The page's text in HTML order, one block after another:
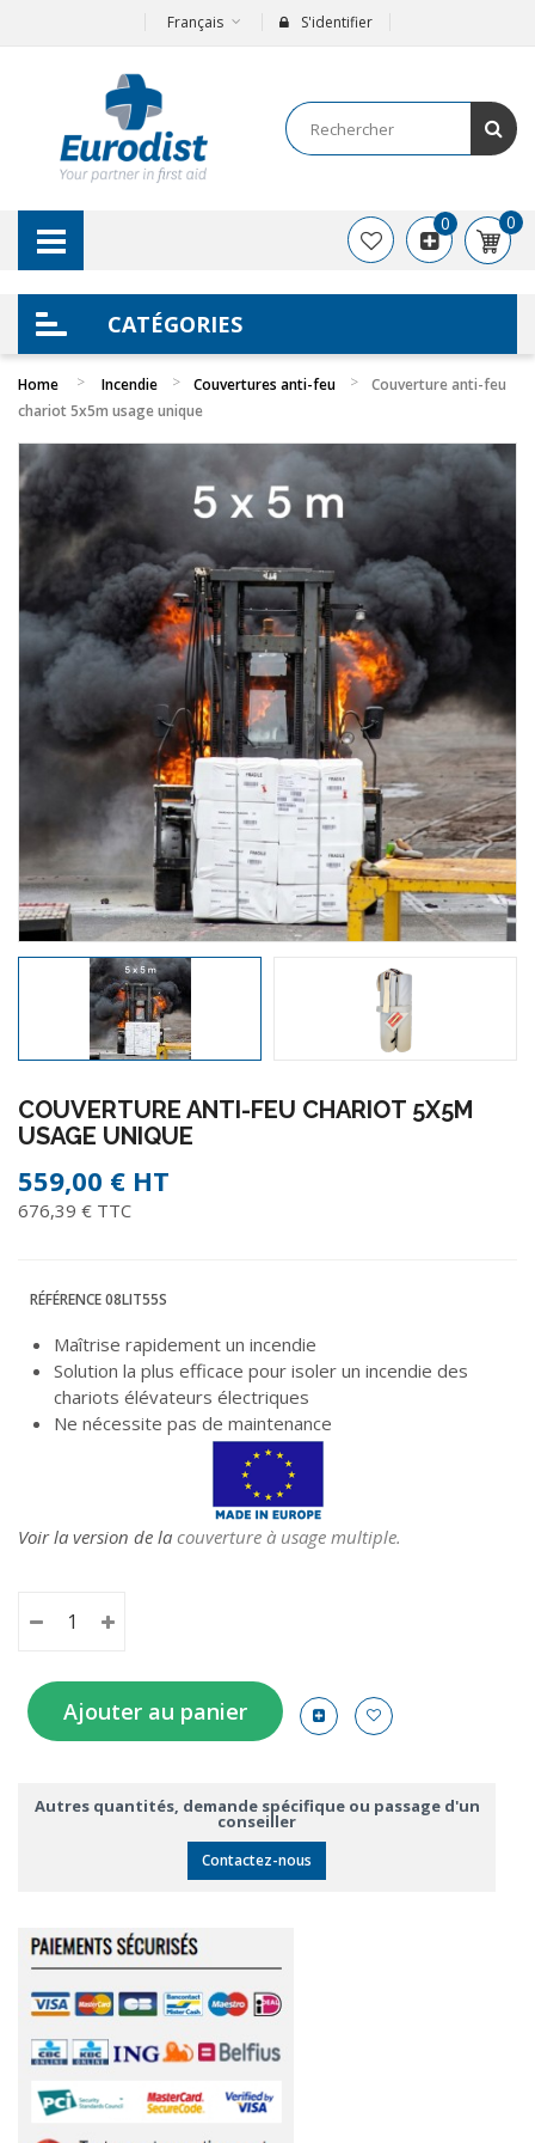
Français S'identifier
CATÉGORIES
0
0
Home Incendie Couvertures anti-feu
Couverture anti-feu
chariot 5x5m usage unique
COUVERTURE ANTI-FEU CHARIOT 5X5M
USAGE UNIQUE
559,00 € HT
676,39 € TTC
RÉFÉRENCE08LIT55S
Maîtrise rapidement un incendie
Solution la plus efficace pour isoler un incendie des
chariots élévateurs électriques
Ne nécessite pas de maintenance
Voir la version de la couverture à usage multiple.
Ajouter au panier
Autres quantités, demande spécifique ou passage d'un
conseiller
Contactez-nous